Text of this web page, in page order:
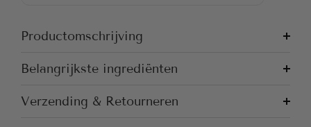
Productomschrijving
Belangrijkste ingrediënten
Verzending & Retourneren